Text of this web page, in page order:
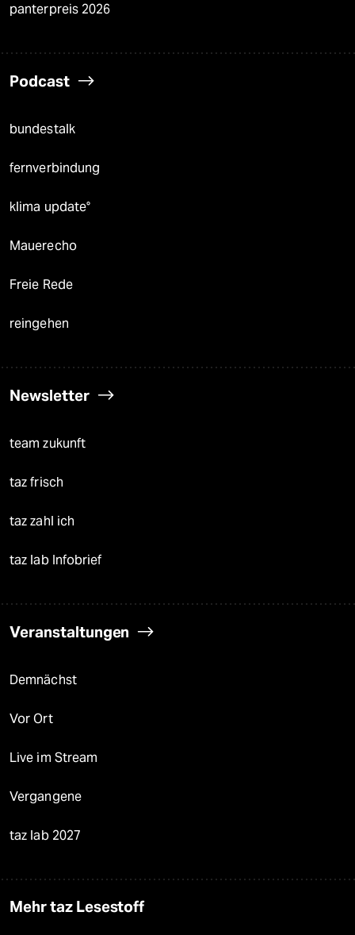
panterpreis 2026
Podcast
bundestalk
fernverbindung
klima update°
Mauerecho
Freie Rede
reingehen
Newsletter
team zukunft
taz frisch
taz zahl ich
taz lab Infobrief
Veranstaltungen
Demnächst
Vor Ort
Live im Stream
Vergangene
taz lab 2027
Mehr taz Lesestoff